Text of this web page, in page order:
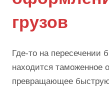
грузов
Где-то на пересечении
находится таможенное
превращающее